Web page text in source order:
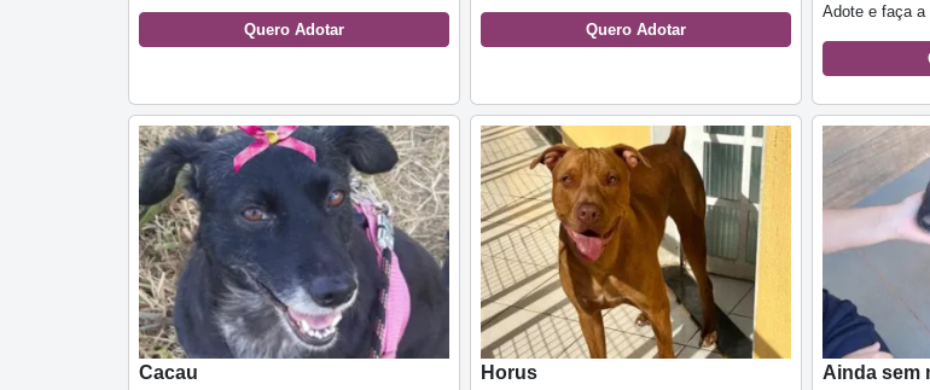
Quero Adotar Quero Adotar
Adote e faça a
Cacau
Horus
Ainda sem